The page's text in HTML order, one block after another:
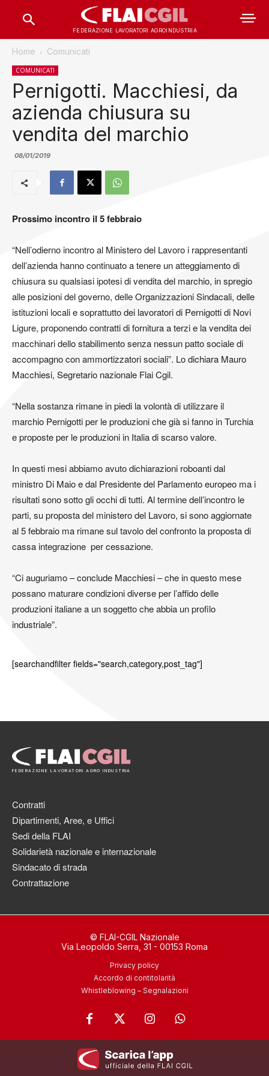
FEDERAZIONE LAVORATORI AGROINDUSTRIA
Home Comunicati
COMUNICATI
Pernigotti. Macchiesi, da
azienda chiusura su
vendita del marchio
08/01/2019
Prossimo incontro il 5 febbraio
“Nell’odierno incontro al Ministero del Lavoro i rappresentanti
dell’azienda hanno continuato a tenere un atteggiamento di
chiusura su qualsiasi ipotesi di vendita del marchio, in spregio
alle posizioni del governo, delle Organizzazioni Sindacali, delle
istituzioni locali e soprattutto dei lavoratori di Pernigotti di Novi
Ligure, proponendo contratti di fornitura a terzi e la vendita dei
macchinari dello stabilimento senza nessun patto sociale di
accompagno con ammortizzatori sociali”. Lo dichiara Mauro
Macchiesi, Segretario nazionale Flai Cgil.
“Nella sostanza rimane in piedi la volontà di utilizzare il
marchio Pernigotti per le produzioni che già si fanno in Turchia
e proposte per le produzioni in Italia di scarso valore.
In questi mesi abbiamo avuto dichiarazioni roboanti dal
ministro Di Maio e dal Presidente del Parlamento europeo ma i
risultati sono sotto gli occhi di tutti. Al termine dell’incontro le
parti, su proposta del ministero del Lavoro, si sono aggiornate
al 5 febbraio ma rimane sul tavolo del confronto la proposta di
cassa integrazione per cessazione.
“Ci auguriamo – conclude Macchiesi – che in questo mese
possano maturare condizioni diverse per l’affido delle
produzioni italiane a un soggetto che abbia un profilo
industriale”.
[searchandfilter fields="search,category,post_tag"]
FEDERAZIONE LAVORATORI AGRO INDUSTRIA
Contratti
Dipartimenti, Aree, e Uffici
Sedi della FLAI
Solidarietà nazionale e internazionale
Sindacato di strada
Contrattazione
© FLAI-CGIL Nazionale
Via Leopoldo Serra, 31 - 00153 Roma
Privacy policy
Accordo di contitolarità
Whistleblowing – Segnalazioni